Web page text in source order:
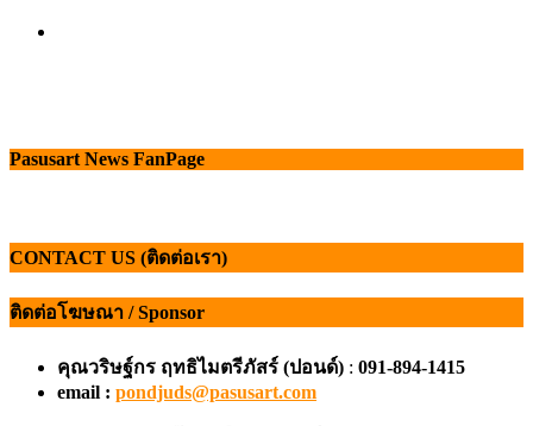
Pasusart News FanPage
CONTACT US (ติดต่อเรา)
ติดต่อโฆษณา / Sponsor
คุณวริษฐ์กร ฤทธิไมตรีภัสร์ (ปอนด์) : 091-894-1415
email : pondjuds@pasusart.com